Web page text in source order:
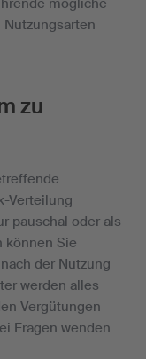
zu
Verteilung
pauschal oder als
können Sie
der Nutzung
werden alles
Vergütungen
Fragen wenden